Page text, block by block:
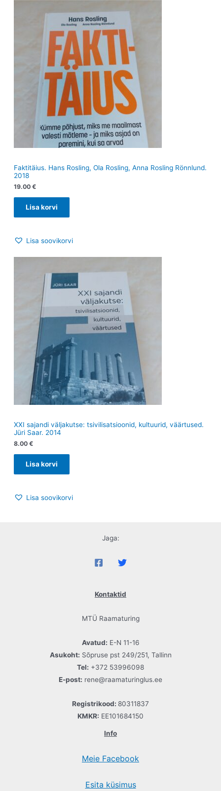
Faktitäius. Hans Rosling, Ola Rosling, Anna Rosling Rönnlund.
2018
19.00 €
Lisa korvi
Lisa soovikorvi
XXI sajandi väljakutse: tsivilisatsioonid, kultuurid, väärtused.
Jüri Saar. 2014
8.00 €
Lisa korvi
Lisa soovikorvi
Jaga:
Kontaktid
MTÜ Raamaturing
Avatud: E-N 11-16
Asukoht: Sõpruse pst 249/251, Tallinn
Tel: +372 53996098
E-post: rene@raamaturinglus.ee
Registrikood: 80311837
KMKR: EE101684150
Info
Meie Facebook
Esita küsimus